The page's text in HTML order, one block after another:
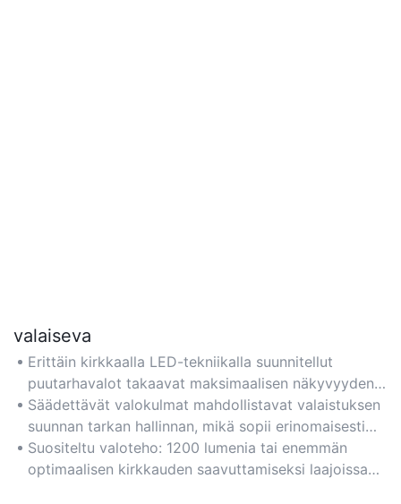
valaiseva
Erittäin kirkkaalla LED-tekniikalla suunnitellut
puutarhavalot takaavat maksimaalisen näkyvyyden
ja turvallisuuden valaisemalla laajoja ulkoalueita,
kuten polkuja, terasseja ja kukkapenkkejä.
Säädettävät valokulmat mahdollistavat valaistuksen
suunnan tarkan hallinnan, mikä sopii erinomaisesti
puutarhan ominaisuuksien tai turva-alueiden
korostamiseen.
Suositeltu valoteho: 1200 lumenia tai enemmän
optimaalisen kirkkauden saavuttamiseksi laajoissa